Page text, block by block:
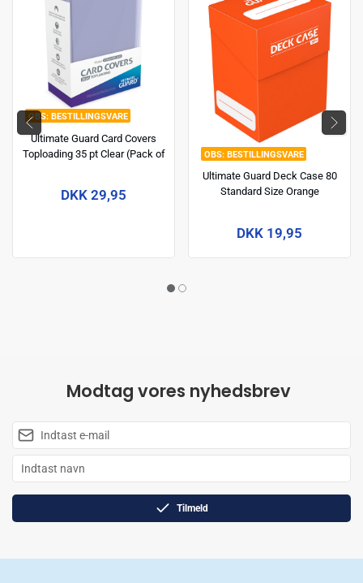
BESTILLINGSVARE
Ultimate Guard Card Covers
Toploading 35 pt Clear (Pack of
DKK 29,95
BESTILLINGSVARE
Ultimate Guard Deck Case 80
Standard Size Orange
DKK 19,95
Modtag vores nyhedsbrev
Tilmeld